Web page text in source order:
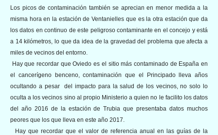
Los picos de contaminación también se aprecian en menor medida a la
misma hora en la estación de Ventanielles que es la otra estación que da
los datos en continuo de este peligroso contaminante en el concejo y está
a 14 kilómetros, lo que da idea de la gravedad del problema que afecta a
miles de vecinos del entorno.
Hay que recordar que Oviedo es el sitio más contaminado de España en
el cancerígeno benceno, contaminación que el Principado lleva años
ocultando a pesar del impacto para la salud de los vecinos, no solo lo
oculta a los vecinos sino al propio Ministerio a quien no le facilito los datos
del año 2016 de la estación de Trubia que presentaba datos muchos
peores que los que lleva en este año 2017.
Hay que recordar que el valor de referencia anual en las guías de la